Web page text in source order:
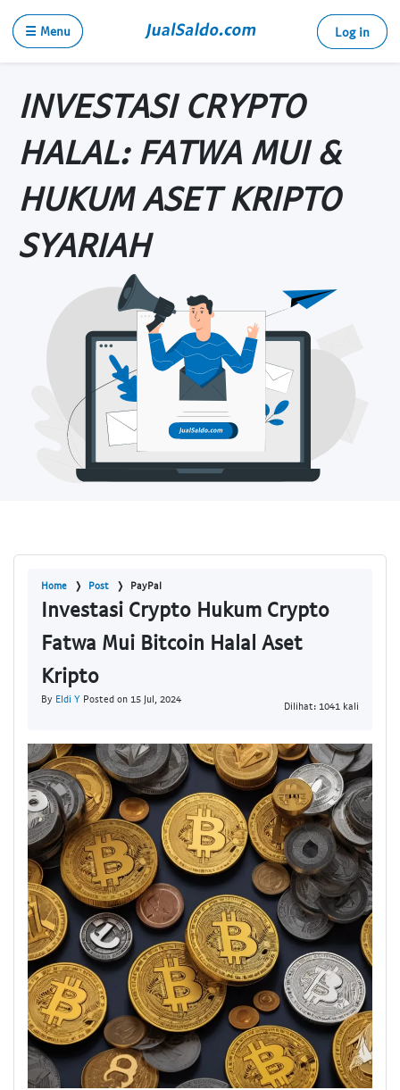
☰ Menu Log in
INVESTASI CRYPTO
HALAL: FATWA MUI &
HUKUM ASET KRIPTO
SYARIAH
Home Post PayPal
Investasi Crypto Hukum Crypto
Fatwa Mui Bitcoin Halal Aset
Kripto
By Eldi Y Posted on 15 Jul, 2024
Dilihat: 1041 kali